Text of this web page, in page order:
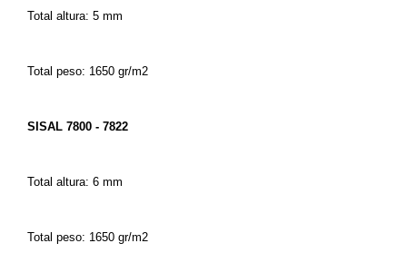
Total altura: 5 mm
Total peso: 1650 gr/m2
SISAL 7800 - 7822
Total altura: 6 mm
Total peso: 1650 gr/m2